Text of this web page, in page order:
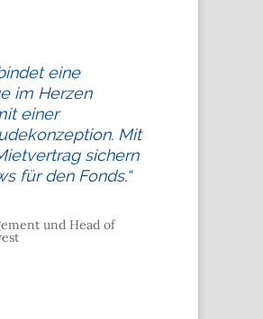
eine
im Herzen
einer
Mit
sichern
für den Fonds.“
und Head of